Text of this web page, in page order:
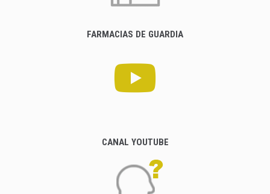
FARMACIAS DE GUARDIA
CANAL YOUTUBE